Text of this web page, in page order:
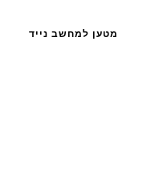
מטען למחשב נייד